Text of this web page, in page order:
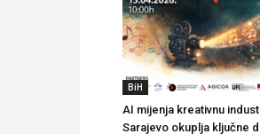
BiH
AI mijenja kreativnu
Sarajevo okuplja ključne